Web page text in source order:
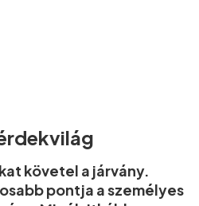
követel a járvány.
pontja a személyes